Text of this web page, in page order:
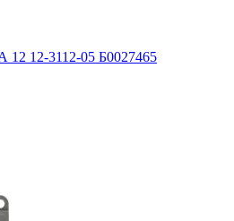
12 12-3112-05 Б0027465